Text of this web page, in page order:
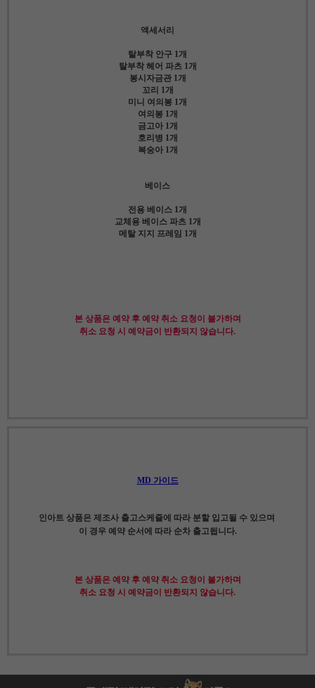
액세서리
탈부착 안구 1개
탈부착 헤어 파츠 1개
봉시자금관 1개
꼬리 1개
미니 여의봉 1개
여의봉 1개
금고아 1개
호리병 1개
복숭아 1개
베이스
전용 베이스 1개
교체용 베이스 파츠 1개
메탈 지지 프레임 1개
본 상품은 예약 후 예약 취소 요청이 불가하며
취소 요청 시 예약금이 반환되지 않습니다.
MD 가이드
인아트 상품은 제조사 출고스케쥴에 따라 분할 입고될 수 있으며
이 경우 예약 순서에 따라 순차 출고됩니다.
본 상품은 예약 후 예약 취소 요청이 불가하며
취소 요청 시 예약금이 반환되지 않습니다.